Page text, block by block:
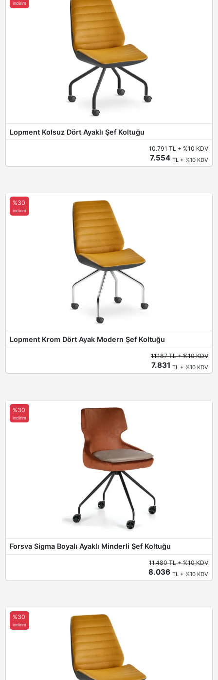
Lopment Kolsuz Dört Ayaklı Şef Koltuğu
indirim
10.791 TL + %10 KDV
7.554TL + %10 KDV
Lopment Krom Dört Ayak Modern Şef Koltuğu
%30
indirim
11.187 TL + %10 KDV
7.831TL + %10 KDV
Forsva Sigma Boyalı Ayaklı Minderli Şef Koltuğu
%30
indirim
11.480 TL + %10 KDV
8.036TL + %10 KDV
%30
indirim